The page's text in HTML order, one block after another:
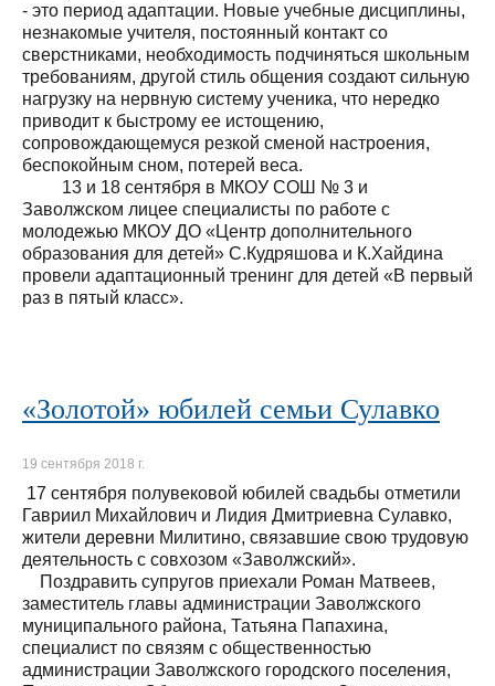
- это период адаптации. Новые учебные дисциплины,
незнакомые учителя, постоянный контакт со
сверстниками, необходимость подчиняться школьным
требованиям, другой стиль общения создают сильную
нагрузку на нервную систему ученика, что нередко
приводит к быстрому ее истощению,
сопровождающемуся резкой сменой настроения,
беспокойным сном, потерей веса.
13 и 18 сентября в МКОУ СОШ № 3 и
Заволжском лицее специалисты по работе с
молодежью МКОУ ДО «Центр дополнительного
образования для детей» С.Кудряшова и К.Хайдина
провели адаптационный тренинг для детей «В первый
раз в пятый класс».
«Золотой» юбилей семьи Сулавко
19 сентября 2018 г.
17 сентября полувековой юбилей свадьбы отметили
Гавриил Михайлович и Лидия Дмитриевна Сулавко,
жители деревни Милитино, связавшие свою трудовую
деятельность с совхозом «Заволжский».
Поздравить супругов приехали Роман Матвеев,
заместитель главы администрации Заволжского
муниципального района, Татьяна Папахина,
специалист по связям с общественностью
администрации Заволжского городского поселения,